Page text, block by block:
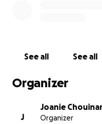
See all See all
Organizer
J
Joanie
Organizer